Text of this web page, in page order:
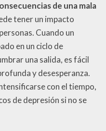
de una mala
tener un impacto
Cuando un
en un ciclo de
una salida, es fácil
y desesperanza.
con el tiempo,
de depresión si no se